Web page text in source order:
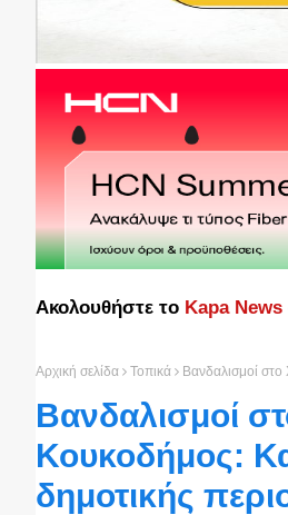
Ακολουθήστε το Kapa
Αρχική σελίδα Τοπικά Βανδαλισμοί
Βανδαλισμοί
Κουκοδήμος:
δημοτικής